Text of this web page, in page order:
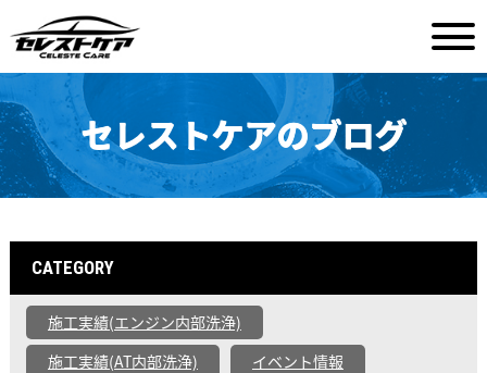
セレストケアのブログ
CATEGORY
施工実績(エンジン内部洗浄)
施工実績(AT内部洗浄)
イベント情報